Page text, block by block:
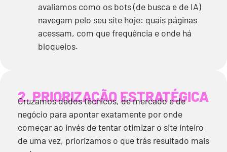
avaliamos como os bots (de busca e de IA)
navegam pelo seu site hoje: quais páginas
acessam, com que frequência e onde há
bloqueios.
2. PRIORIZAÇÃO ESTRATÉGICA
Cruzamos dados técnicos, de mercado e de
negócio para apontar exatamente por onde
começar ao invés de tentar otimizar o site inteiro
de uma vez, priorizamos o que trás resultado mais